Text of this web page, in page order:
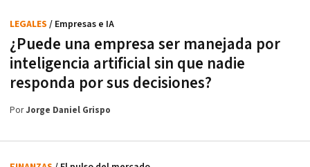
¿Puede una empresa ser manejada por
inteligencia artificial sin que nadie
responda por sus decisiones?
LEGALES / Empresas e IA
PorJorge Daniel Grispo